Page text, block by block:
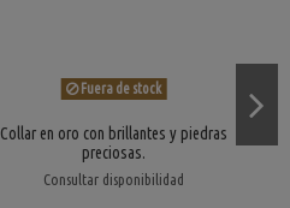
Fuera de stock
Collar en oro con brillantes y piedras
preciosas.
Consultar disponibilidad